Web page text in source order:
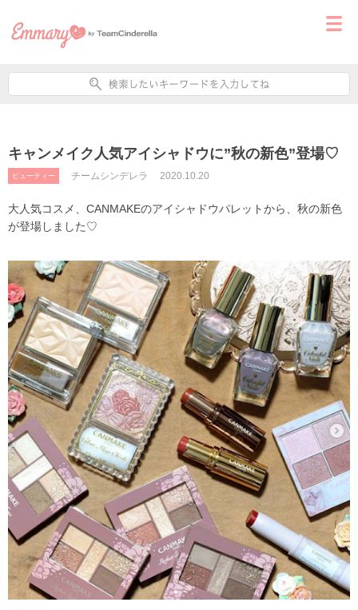
キャンメイク人気アイシャドウに”秋の新色”登場♡
ビューティー チームシンデレラ 2020.10.20
大人気コスメ、CANMAKEのアイシャドウパレットから、秋の新色
が登場しました♡